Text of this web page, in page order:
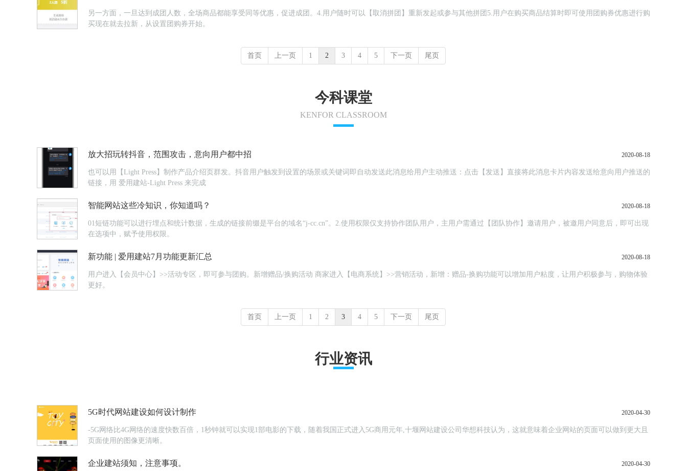
另一方面，一旦达到成团人数，全场商品都能享受同等优惠，促进成团。4.用户随时可以【取消拼团】重新发起或参与其他拼团5.用户在购买商品结算时即可使用团购券优惠进行购
买现在就去拉新，从设置团购券开始。
首页 上一页 1 2 3 4 5 下一页 尾页
今科课堂
KENFOR CLASSROOM
放大招玩转抖音，范围攻击，意向用户都中招 2020-08-18
也可以用【Light Press】制作产品介绍页群发。抖音用户触发到设置的场景或关键词即自动发送此消息给用户主动推送：点击【发送】直接将此消息卡片内容发送给意向用户推送的
链接，用 爱用建站-Light Press 来完成
智能网站这些冷知识，你知道吗？ 2020-08-18
01短链功能可以进行埋点和统计数据，生成的链接前缀是平台的域名“j-cc.cn”。2.使用权限仅支持协作团队用户，主用户需通过【团队协作】邀请用户，被邀用户同意后，即可出现
在选项中，赋予使用权限。
新功能 | 爱用建站7月功能更新汇总 2020-08-18
用户进入【会员中心】>>活动专区，即可参与团购。新增赠品/换购活动 商家进入【电商系统】>>营销活动，新增：赠品-换购功能可以增加用户粘度，让用户积极参与，购物体验
更好。
首页 上一页 1 2 3 4 5 下一页 尾页
行业资讯
5G时代网站建设如何设计制作 2020-04-30
-5G网络比4G网络的速度快数百倍，1秒钟就可以实现1部电影的下载，随着我国正式进入5G商用元年,十堰网站建设公司华想科技认为，这就意味着企业网站的页面可以做到更大且
页面使用的图像更清晰。
企业建站须知，注意事项。 2020-04-30